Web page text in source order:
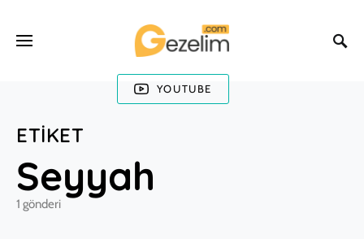
YOUTUBE
ETIKET
Seyyah
1 gönderi